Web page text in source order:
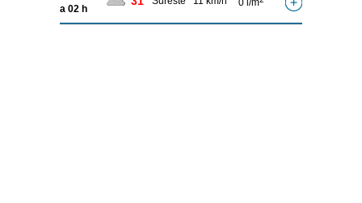
a 02 h
0 l/m